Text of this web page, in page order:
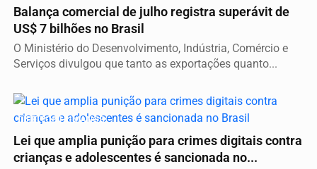
Balança comercial de julho registra superávit de
US$ 7 bilhões no Brasil
O Ministério do Desenvolvimento, Indústria, Comércio e
Serviços divulgou que tanto as exportações quanto...
DIREITOS HUMANOS
Lei que amplia punição para crimes digitais contra
crianças e adolescentes é sancionada no...